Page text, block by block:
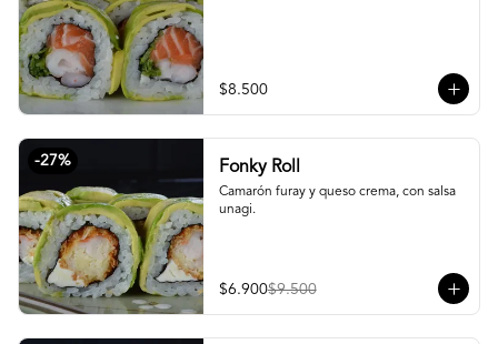
$8.500
-27% Fonky Roll
Camarón furay y queso crema, con salsa
unagi.
$6.900$9.500